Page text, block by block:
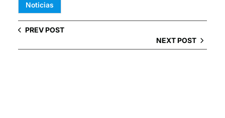
Noticias
PREV POST
NEXT POST